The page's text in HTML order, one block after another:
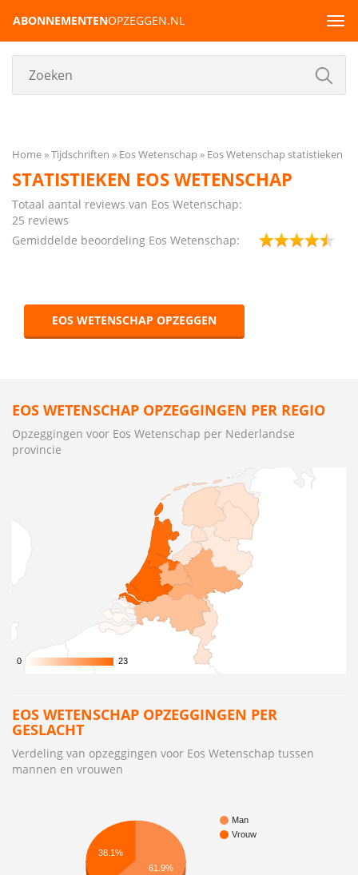
ABONNEMENTENOPZEGGEN.NL
Home Tijdschriften Eos Wetenschap Eos Wetenschap statistieken
STATISTIEKEN EOS WETENSCHAP
Totaal aantal reviews van Eos Wetenschap:
25 reviews
Gemiddelde beoordeling Eos Wetenschap:
EOS WETENSCHAP OPZEGGEN
EOS WETENSCHAP OPZEGGINGEN PER REGIO
Opzeggingen voor Eos Wetenschap per Nederlandse
provincie
0
0 23
23
EOS WETENSCHAP OPZEGGINGEN PER
GESLACHT
Verdeling van opzeggingen voor Eos Wetenschap tussen
mannen en vrouwen
Man
Vrouw
38.1%
61.9%